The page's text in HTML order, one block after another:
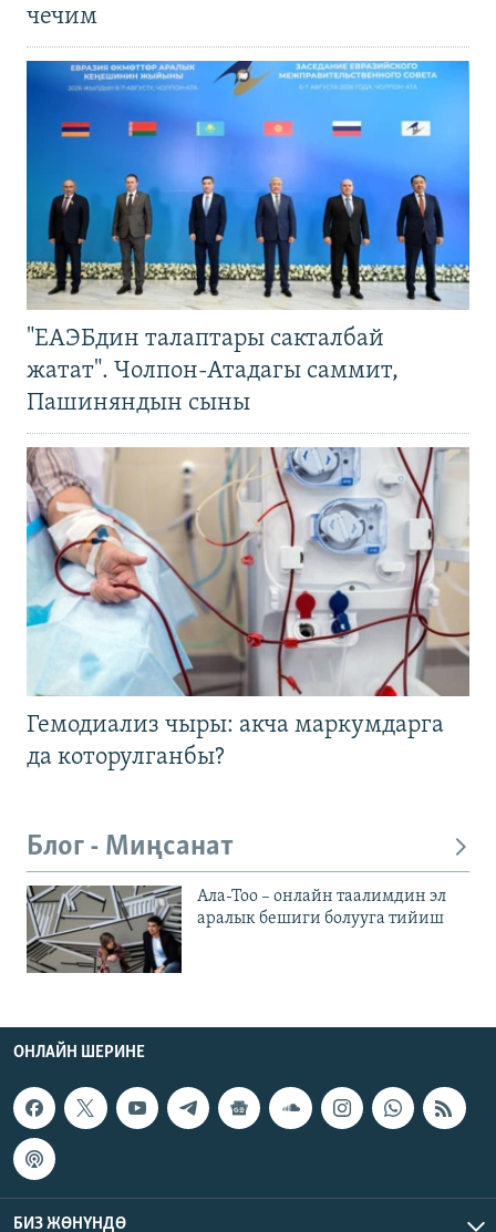
чечим
"ЕАЭБдин талаптары сакталбай
жатат". Чолпон-Атадагы саммит,
Пашиняндын сыны
Гемодиализ чыры: акча маркумдарга
да которулганбы?
Блог - Миңсанат
Ала-Тоо – онлайн таалимдин эл
аралык бешиги болууга тийиш
ОНЛАЙН ШЕРИНЕ
БИЗ ЖӨНҮНДӨ